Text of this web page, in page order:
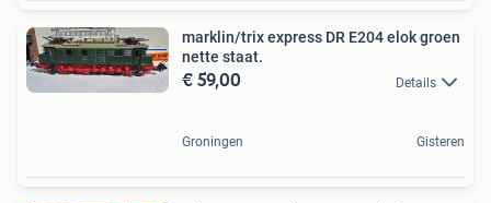
marklin/trix express DR E204 elok groen
nette staat.
€ 59,00 Details
Groningen Gisteren